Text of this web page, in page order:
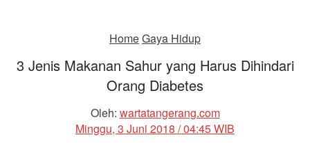
HomeGaya Hidup
3 Jenis Makanan Sahur yang Harus Dihindari
Orang Diabetes
Oleh: wartatangerang.com
Minggu, 3 Juni 2018 / 04:45 WIB